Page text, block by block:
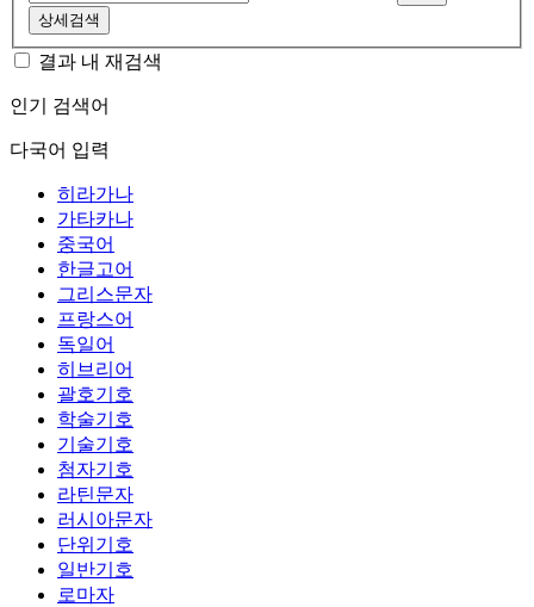
상세검색
결과 내 재검색
인기 검색어
다국어 입력
히라가나
가타카나
중국어
한글고어
그리스문자
프랑스어
독일어
히브리어
괄호기호
학술기호
기술기호
첨자기호
라틴문자
러시아문자
단위기호
일반기호
로마자